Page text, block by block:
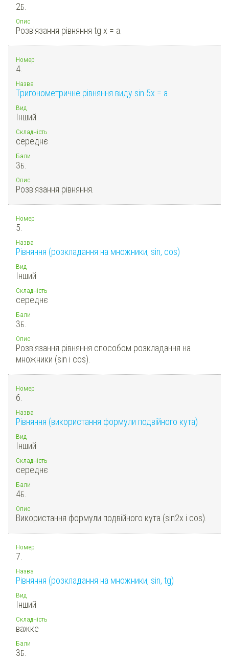
2Б.
Опис
Розв'язання рівняння tg x = a.
Номер
4.
Назва
Тригонометричне рівняння виду sin 5x = a
Вид
Інший
Складність
середнє
Бали
3Б.
Опис
Розв'язання рівняння.
Номер
5.
Назва
Рівняння (розкладання на множники, sin, cos)
Вид
Інший
Складність
середнє
Бали
3Б.
Опис
Розв'язання рівняння способом розкладання на
множники (sin і cos).
Номер
6.
Назва
Рівняння (використання формули подвійного кута)
Вид
Інший
Складність
середнє
Бали
4Б.
Опис
Використання формули подвійного кута (sin2x і cos).
Номер
7.
Назва
Рівняння (розкладання на множники, sin, tg)
Вид
Інший
Складність
важке
Бали
3Б.